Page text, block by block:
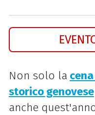
Non solo la
storico genovese
anche